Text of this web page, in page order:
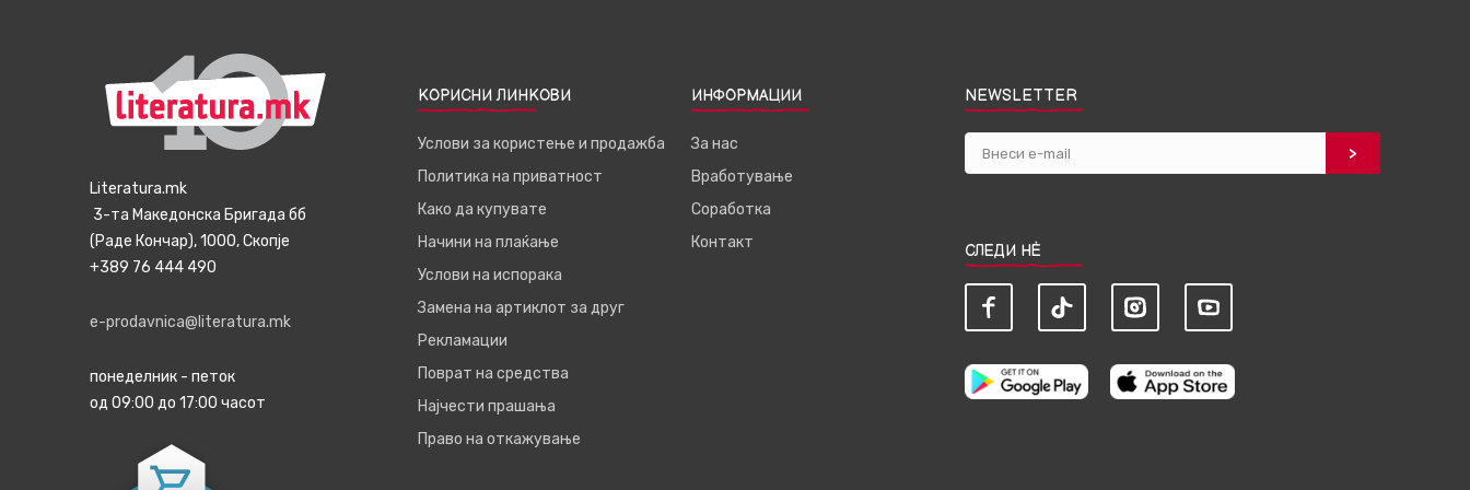
Literatura.mk
3-та Македонска Бригада бб
(Раде Кончар), 1000, Скопје
+389 76 444 490
e-prodavnica@literatura.mk
понеделник - петок
од 09:00 до 17:00 часот
КОРИСНИ ЛИНКОВИ
Услови за користење и продажба
Политика на приватност
Како да купувате
Начини на плаќање
Услови на испорака
Замена на артиклот за друг
Рекламации
Поврат на средства
Најчести прашања
Право на откажување
ИНФОРМАЦИИ
За нас
Вработување
Соработка
Контакт
NEWSLETTER
СЛЕДИ НЀ